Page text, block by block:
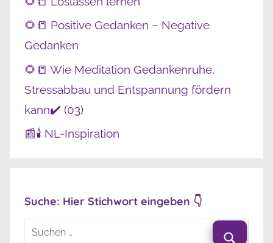
🌻📒 Positive Gedanken – Negative
Gedanken
🌻📒 Wie Meditation Gedankenruhe,
Stressabbau und Entspannung fördern
kann✔️ (03)
📰🕯️ NL-Inspiration
Suche: Hier Stichwort eingeben 👇
Suchen